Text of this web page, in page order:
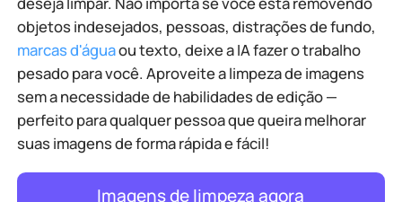
objetos indesejados, pessoas, distrações de fundo,
marcas d'águaou texto, deixe a IA fazer o trabalho
pesado para você. Aproveite a limpeza de imagens
sem a necessidade de habilidades de edição —
perfeito para qualquer pessoa que queira melhorar
suas imagens de forma rápida e fácil!
Imagens de limpeza agora